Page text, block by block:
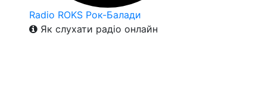
Radio ROKS Рок-Балади
Як слухати радіо онлайн